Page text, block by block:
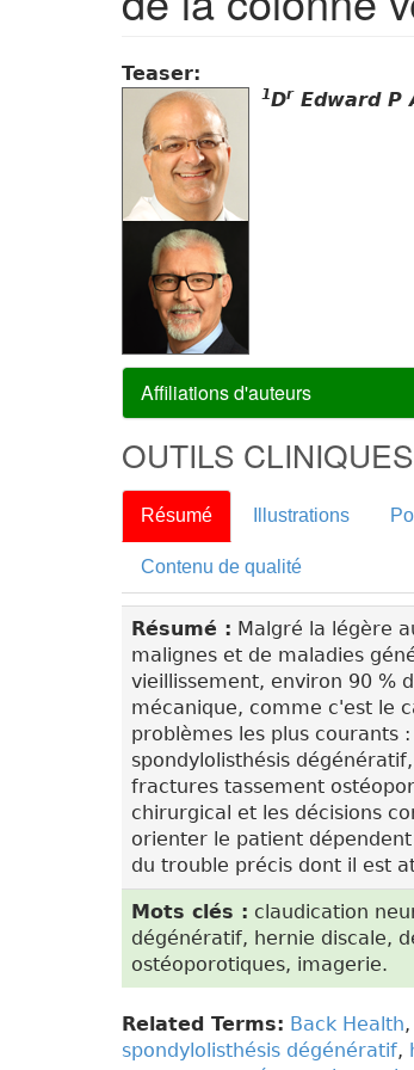
Teaser:
1Dr Edward P
Affiliations d'auteurs
OUTILS CLINIQUES
Résumé Illustrations
Contenu de qualité
Résumé : Malgré la légère
malignes et de maladies
vieillissement, environ 90 %
mécanique, comme c'est le
problèmes les plus courants
spondylolisthésis
fractures tassement
chirurgical et les décisions
orienter le patient
du trouble précis dont il est
Mots clés : claudication
dégénératif, hernie discale,
ostéoporotiques, imagerie.
Related Terms: Back Health,
spondylolisthésis dégénératif,